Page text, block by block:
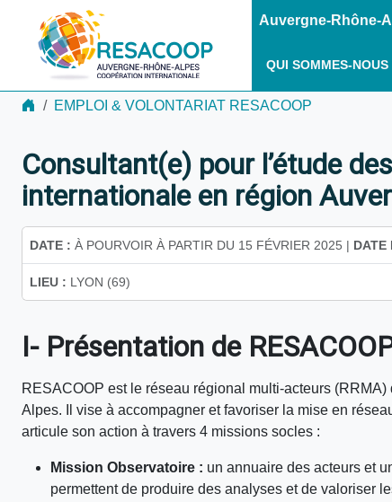
Auvergne-Rhône-
QUI SOMMES-NOUS
EMPLOI & VOLONTARIAT RESACOOP
Consultant(e) pour l’étude
internationale en région
DATE : À POURVOIR À PARTIR DU 15 FÉVRIER 2025 | DATE
LIEU : LYON (69)
I- Présentation de
RESACOOP est le réseau régional multi-acteurs
Alpes. Il vise à accompagner et favoriser la mise en
articule son action à travers 4 missions socles :
Mission Observatoire : un annuaire des acteurs et
permettent de produire des analyses et de valoriser